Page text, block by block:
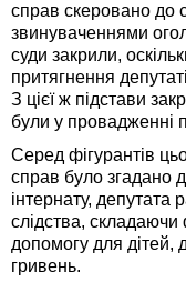
справ скеровано до
звинуваченнями
суди закрили,
притягнення
З цієї ж підстави
були у провадженні
Серед фігурантів
справ було згадано
інтернату, депутата
слідства,
допомогу для дітей,
гривень.